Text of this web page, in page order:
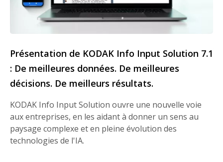
Présentation de KODAK Info Input Solution 7.1
: De meilleures données. De meilleures
décisions. De meilleurs résultats.
KODAK Info Input Solution ouvre une nouvelle voie
aux entreprises, en les aidant à donner un sens au
paysage complexe et en pleine évolution des
technologies de l'IA.